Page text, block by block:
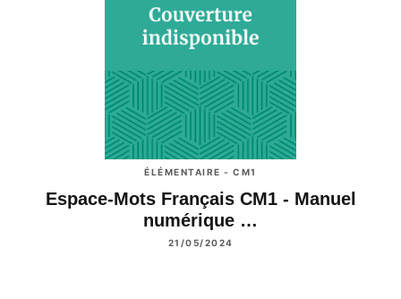
ÉLÉMENTAIRE - CM1
Espace-Mots Français CM1 - Manuel
numérique …
21/05/2024